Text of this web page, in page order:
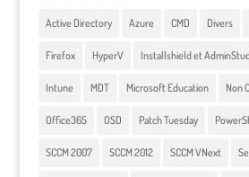
Active Directory Azure CMD Divers
Firefox HyperV Installshield et
Intune MDT Microsoft Education Non
Office365 OSD Patch Tuesday
SCCM 2007 SCCM 2012 SCCM VNext